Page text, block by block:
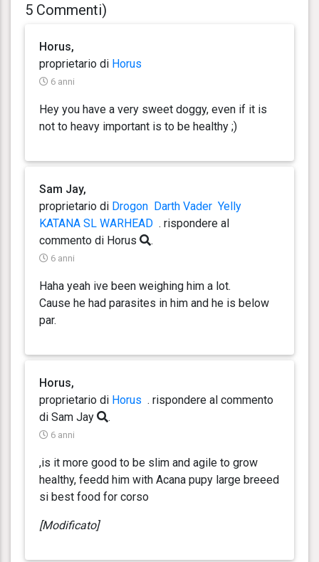
5 Commenti)
Horus,
proprietario di Horus
6 anni
Hey you have a very sweet doggy, even if it is
not to heavy important is to be healthy ;)
Sam Jay,
proprietario di Drogon Darth Vader Yelly
KATANA SL WARHEAD . rispondere al
commento di Horus
.
6 anni
Haha yeah ive been weighing him a lot.
Cause he had parasites in him and he is below
par.
Horus,
proprietario di Horus . rispondere al commento
di Sam Jay
.
6 anni
,is it more good to be slim and agile to grow
healthy, feedd him with Acana pupy large breeed
si best food for corso
[Modificato]